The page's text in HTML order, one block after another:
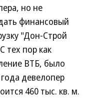
но не
финансовый
"Дон-Строй
тех пор как
ВТБ, было
девелопер
460 тыс. кв. м.